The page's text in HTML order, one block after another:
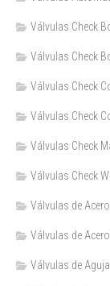
Válvulas Check
Válvulas Check
Válvulas Check
Válvulas Check
Válvulas Check
Válvulas Check
Válvulas de
Válvulas de
Válvulas de Aguja